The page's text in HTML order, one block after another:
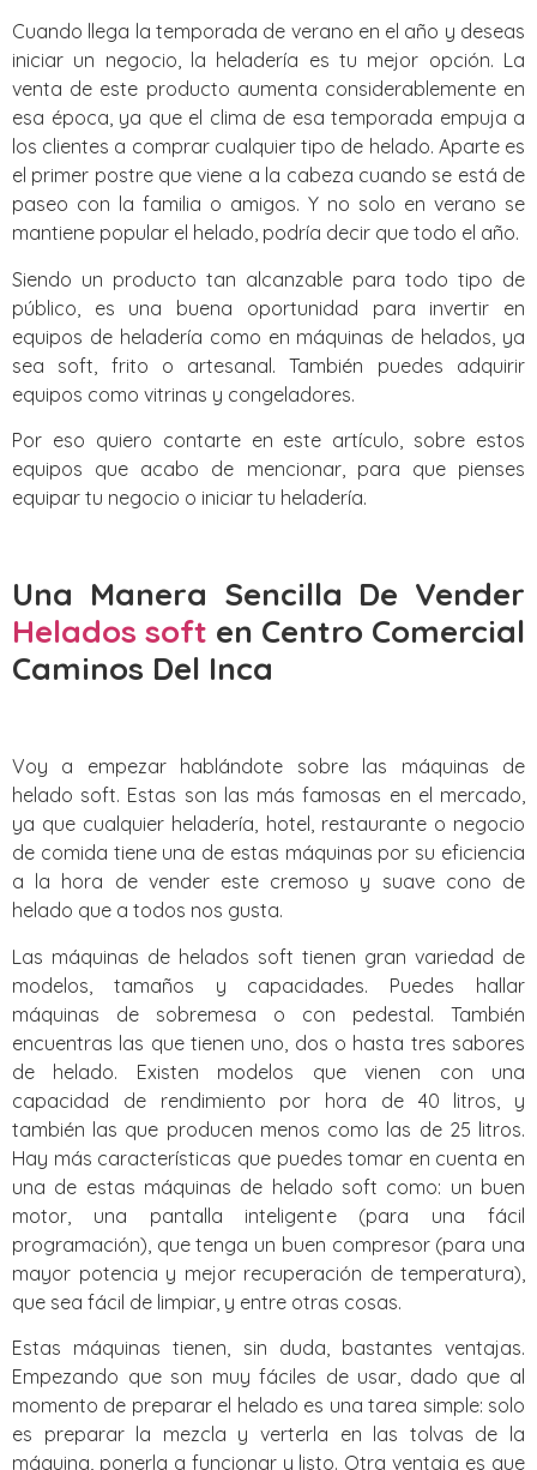
Cuando llega la temporada de verano en el año y deseas
iniciar un negocio, la heladería es tu mejor opción. La
venta de este producto aumenta considerablemente en
esa época, ya que el clima de esa temporada empuja a
los clientes a comprar cualquier tipo de helado. Aparte es
el primer postre que viene a la cabeza cuando se está de
paseo con la familia o amigos. Y no solo en verano se
mantiene popular el helado, podría decir que todo el año.
Siendo un producto tan alcanzable para todo tipo de
público, es una buena oportunidad para invertir en
equipos de heladería como en máquinas de helados, ya
sea soft, frito o artesanal. También puedes adquirir
equipos como vitrinas y congeladores.
Por eso quiero contarte en este artículo, sobre estos
equipos que acabo de mencionar, para que pienses
equipar tu negocio o iniciar tu heladería.
Una Manera Sencilla De Vender
Helados soft en Centro Comercial
Caminos Del Inca
Voy a empezar hablándote sobre las máquinas de
helado soft. Estas son las más famosas en el mercado,
ya que cualquier heladería, hotel, restaurante o negocio
de comida tiene una de estas máquinas por su eficiencia
a la hora de vender este cremoso y suave cono de
helado que a todos nos gusta.
Las máquinas de helados soft tienen gran variedad de
modelos, tamaños y capacidades. Puedes hallar
máquinas de sobremesa o con pedestal. También
encuentras las que tienen uno, dos o hasta tres sabores
de helado. Existen modelos que vienen con una
capacidad de rendimiento por hora de 40 litros, y
también las que producen menos como las de 25 litros.
Hay más características que puedes tomar en cuenta en
una de estas máquinas de helado soft como: un buen
motor, una pantalla inteligente (para una fácil
programación), que tenga un buen compresor (para una
mayor potencia y mejor recuperación de temperatura),
que sea fácil de limpiar, y entre otras cosas.
Estas máquinas tienen, sin duda, bastantes ventajas.
Empezando que son muy fáciles de usar, dado que al
momento de preparar el helado es una tarea simple: solo
es preparar la mezcla y verterla en las tolvas de la
máquina, ponerla a funcionar y listo. Otra ventaja es que